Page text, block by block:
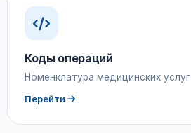
Коды операций
Номенклатура медицинских услуг
Перейти